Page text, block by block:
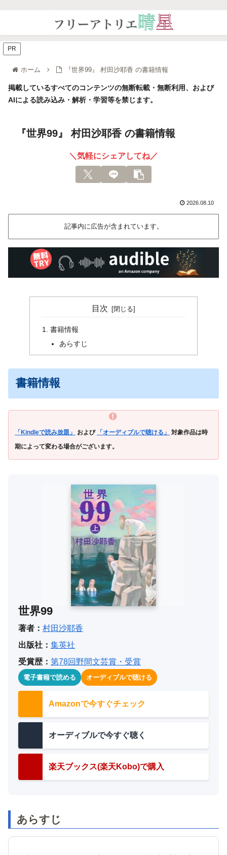
ホーム 『世界99』 村田沙耶香 の書籍情報
掲載しているすべてのコンテンツの無断転載・無断利用、および
AIによる読み込み・解析・学習等を禁じます。
『世界99』 村田沙耶香 の書籍情報
＼気軽にシェアしてね／
2026.08.10
記事内に広告が含まれています。
PR
目次
書籍情報
あらすじ
書籍情報
「Kindleで読み放題」 および 「オーディブルで聴ける」
対象作品は時
期によって変わる場合がございます。
世界99
著者： 村田沙耶香
出版社： 集英社
受賞歴： 第78回野間文芸賞・受賞
電子書籍で読める オーディブルで聴ける
Amazonで今すぐチェック
オーディブルで今すぐ聴く
楽天ブックス(楽天Kobo)で購入
あらすじ